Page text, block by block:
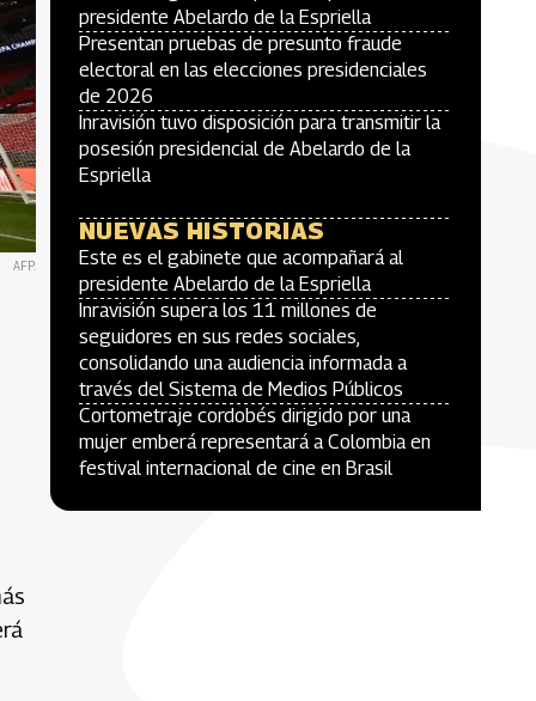
AFP.
presidente Abelardo de la Espriella
Presentan pruebas de presunto fraude
electoral en las elecciones presidenciales
de 2026
Inravisión tuvo disposición para transmitir la
posesión presidencial de Abelardo de la
Espriella
NUEVAS HISTORIAS
Este es el gabinete que acompañará al
presidente Abelardo de la Espriella
Inravisión supera los 11 millones de
seguidores en sus redes sociales,
consolidando una audiencia informada a
través del Sistema de Medios Públicos
Cortometraje cordobés dirigido por una
mujer emberá representará a Colombia en
festival internacional de cine en Brasil